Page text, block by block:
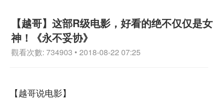
【越哥】这部R级电影，好看的绝不仅仅是女
神！《永不妥协》
觀看次數: 734903 • 2018-08-22 07:25
【越哥说电影】